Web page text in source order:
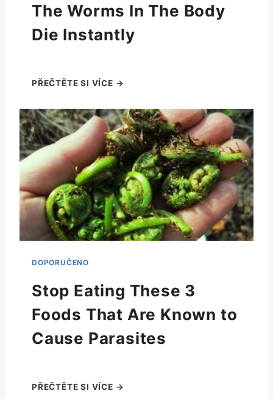
The Worms In The Body
Die Instantly
Stop Eating These 3
Foods That Are Known to
Cause Parasites